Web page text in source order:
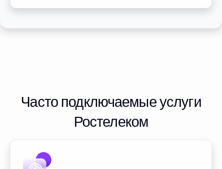
Часто подключаемые услуги
Ростелеком